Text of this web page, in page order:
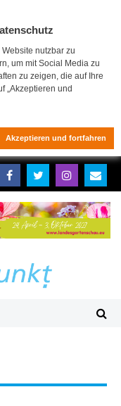
nutzbar zu
um mit Social Media zu
zu zeigen, die auf Ihre
„Akzeptieren und
Akzeptieren und fortfahren